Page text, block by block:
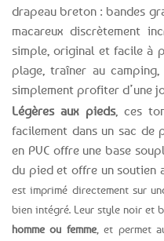
drapeau breton : bandes
macareux discrètement
simple, original et facile à
plage, traîner au
simplement profiter d’une
Légères aux pieds, ces
facilement dans un sac de
en PVC offre une base
du pied et offre un soutien
est imprimé directement sur
bien intégré. Leur style noir et
homme ou femme, et permet